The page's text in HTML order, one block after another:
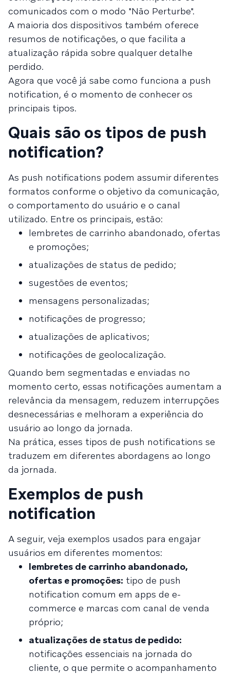
comunicados com o modo "Não Perturbe".
A maioria dos dispositivos também oferece
resumos de notificações, o que facilita a
atualização rápida sobre qualquer detalhe
perdido.
Agora que você já sabe como funciona a push
notification, é o momento de conhecer os
principais tipos.
Quais são os tipos de push
notification?
As push notifications podem assumir diferentes
formatos conforme o objetivo da comunicação,
o comportamento do usuário e o canal
utilizado. Entre os principais, estão:
lembretes de carrinho abandonado, ofertas
e promoções;
atualizações de status de pedido;
sugestões de eventos;
mensagens personalizadas;
notificações de progresso;
atualizações de aplicativos;
notificações de geolocalização.
Quando bem segmentadas e enviadas no
momento certo, essas notificações aumentam a
relevância da mensagem, reduzem interrupções
desnecessárias e melhoram a experiência do
usuário ao longo da jornada.
Na prática, esses tipos de push notifications se
traduzem em diferentes abordagens ao longo
da jornada.
Exemplos de push
notification
A seguir, veja exemplos usados para engajar
usuários em diferentes momentos:
lembretes de carrinho abandonado,
ofertas e promoções: tipo de push
notification comum em apps de e-
commerce e marcas com canal de venda
próprio;
atualizações de status de pedido:
notificações essenciais na jornada do
cliente, o que permite o acompanhamento